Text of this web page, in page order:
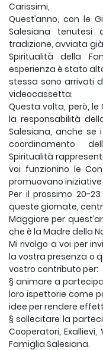
Carissimi,
Quest’anno, con le
Salesiana
tradizione, avviata
Spiritualità della
esperienza è stato
stessa sono arrivati
videocassetta.
Questa volta, però,
la responsabilità
Salesiana, anche se
coordinamento
Spiritualità
voi funzionino le
promuovano
Per il prossimo 20-
queste giornate,
Maggiore per
che è la Madre della
Mi rivolgo a voi per
la vostra presenza o
vostro contributo per:
§ animare a
loro ispettorie come
idee per rendere
§ sollecitare la
Cooperatori,
Famiglia Salesiana.